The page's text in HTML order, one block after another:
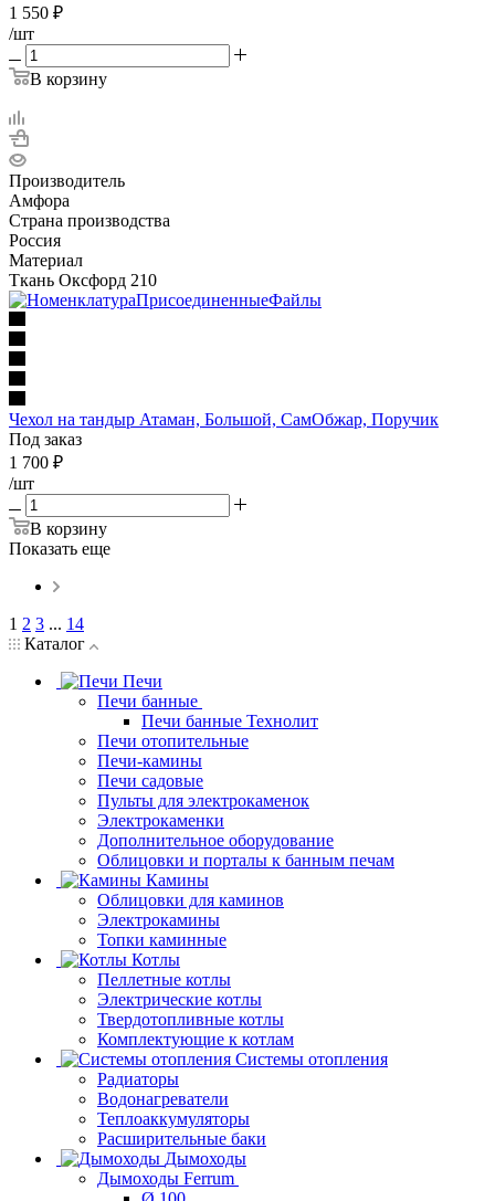
1 550 ₽
/шт
В корзину
Производитель
Амфора
Страна производства
Россия
Материал
Ткань Оксфорд 210
Чехол на тандыр Атаман, Большой, СамОбжар, Поручик
Под заказ
1 700 ₽
/шт
В корзину
Показать еще
1 2 3 ... 14
Каталог
Печи
Печи банные
Печи банные Технолит
Печи отопительные
Печи-камины
Печи садовые
Пульты для электрокаменок
Электрокаменки
Дополнительное оборудование
Облицовки и порталы к банным печам
Камины
Облицовки для каминов
Электрокамины
Топки каминные
Котлы
Пеллетные котлы
Электрические котлы
Твердотопливные котлы
Комплектующие к котлам
Системы отопления
Радиаторы
Водонагреватели
Теплоаккумуляторы
Расширительные баки
Дымоходы
Дымоходы Ferrum